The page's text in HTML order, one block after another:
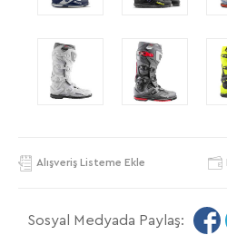
Alışveriş Listeme Ekle
Sosyal Medyada Paylaş: